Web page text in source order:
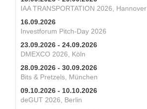
IAA TRANSPORTATION 2026, Hannover
16.09.2026
Investforum Pitch-Day 2026
23.09.2026 - 24.09.2026
DMEXCO 2026, Köln
28.09.2026 - 30.09.2026
Bits & Pretzels, München
09.10.2026 - 10.10.2026
deGUT 2026, Berlin